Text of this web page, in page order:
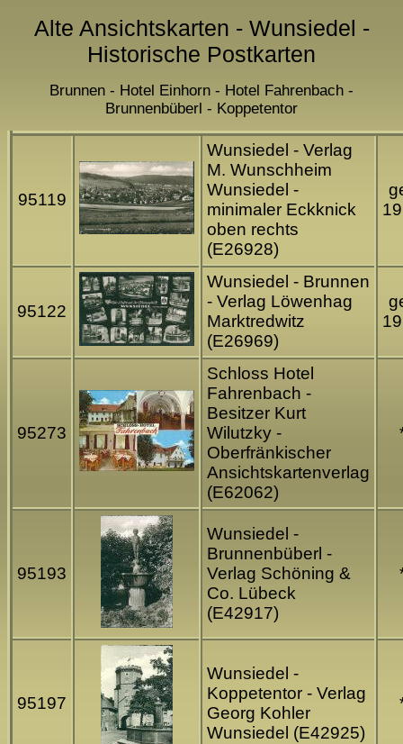
Alte Ansichtskarten - Wunsiedel -
Historische Postkarten
Brunnen - Hotel Einhorn - Hotel Fahrenbach -
Brunnenbüberl - Koppetentor
95119
Wunsiedel - Verlag
M. Wunschheim
Wunsiedel -
minimaler Eckknick
oben rechts
(E26928)
95122
Wunsiedel - Brunnen
- Verlag Löwenhag
Marktredwitz
(E26969)
95273
Schloss Hotel
Fahrenbach -
Besitzer Kurt
Wilutzky -
Oberfränkischer
Ansichtskartenverlag
(E62062)
95193
Wunsiedel -
Brunnenbüberl -
Verlag Schöning &
Co. Lübeck
(E42917)
95197
Wunsiedel -
Koppetentor - Verlag
Georg Kohler
Wunsiedel (E42925)